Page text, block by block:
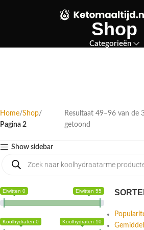
Shop
Categorieën
Home Shop
Pagina 2
Resultaat 49–96 van de
getoond
Show sidebar
Eiwitten 0 Eiwitten 55
Koolhydraten 0 Koolhydraten 10